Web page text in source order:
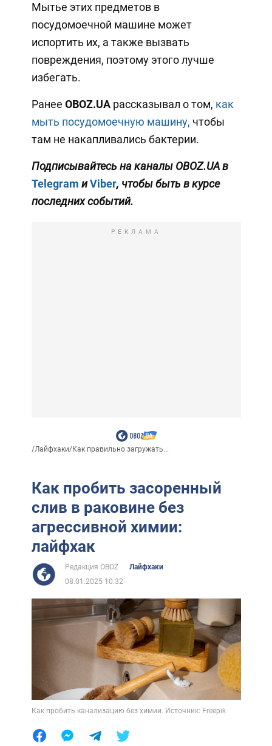
Мытье этих предметов в
посудомоечной машине может
испортить их, а также вызвать
повреждения, поэтому этого лучше
избегать.
Ранее OBOZ.UA рассказывал о том, как
мыть посудомоечную машину, чтобы
там не накапливались бактерии.
Подписывайтесь на каналы OBOZ.UA в
Telegram иViber, чтобы быть в курсе
последних событий.
РЕКЛАМА
/Лайфхаки/Как правильно загружать...
Как пробить засоренный
слив в раковине без
агрессивной химии:
лайфхак
Редакция OBOZ
Лайфхаки
08.01.2025 10:32
Как пробить канализацию без химии. Источник: Freepik